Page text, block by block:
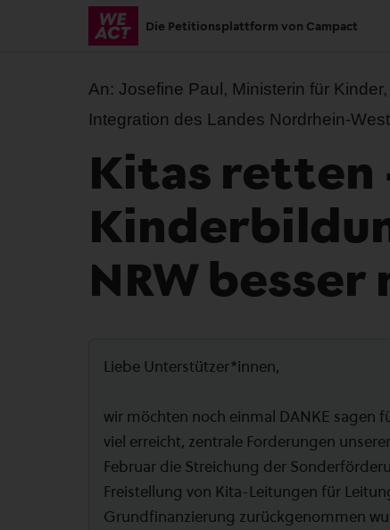
Die Petitionsplattform von Campact
An: Josefine Paul, Ministerin für
Integration des Landes Nordrhein-
Kitas retten
NRW besser
Liebe Unterstützer*innen,
wir möchten noch einmal DANKE sagen
viel erreicht, zentrale Forderungen
Februar die Streichung der
Freistellung von Kita-Leitungen für
Grundfinanzierung zurückgenommen